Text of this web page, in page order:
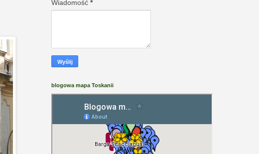
Wiadomość *
blogowa mapa Toskanii